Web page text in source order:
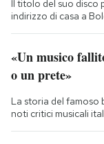
Il titolo del suo disco
indirizzo di casa a
«Un musico
o un prete»
La storia del famoso
noti critici musicali